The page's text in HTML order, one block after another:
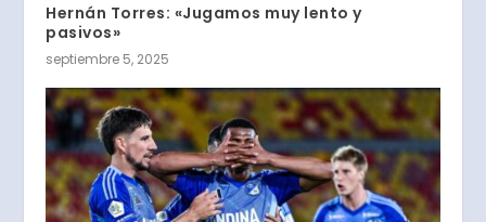
Hernán Torres: «Jugamos muy lento y
pasivos»
septiembre 5, 2025